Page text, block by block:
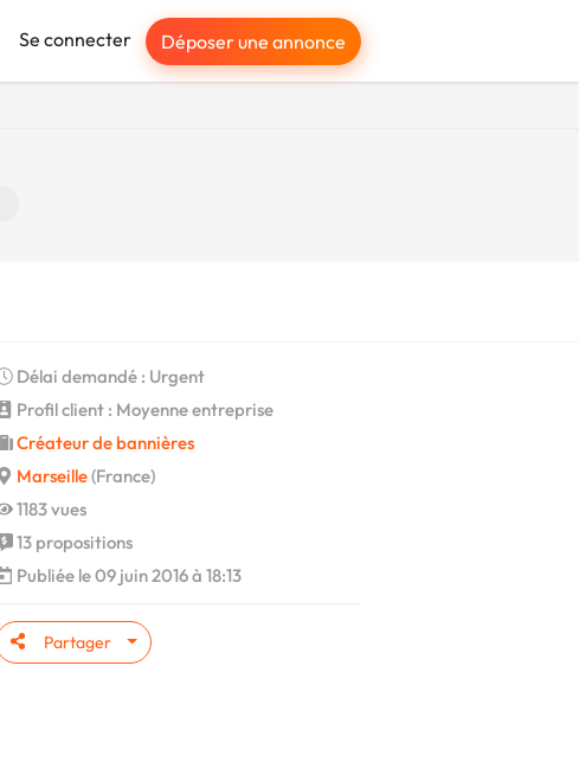
Se connecter Déposer une annonce
Délai demandé : Urgent
Profil client : Moyenne entreprise
Créateur de bannières
Marseille(France)
1183 vues
13 propositions
Publiée le 09 juin 2016 à 18:13
Partager